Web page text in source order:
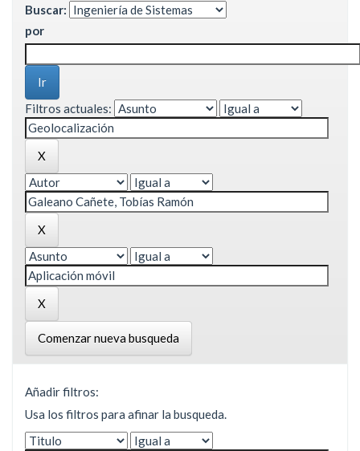
Buscar:
por
Filtros actuales:
Comenzar nueva busqueda
Añadir filtros:
Usa los filtros para afinar la busqueda.